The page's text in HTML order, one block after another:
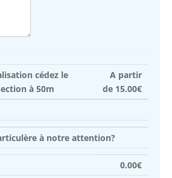
cédez le
à 50m
A partir
de 15.00€
à notre attention?
0.00€